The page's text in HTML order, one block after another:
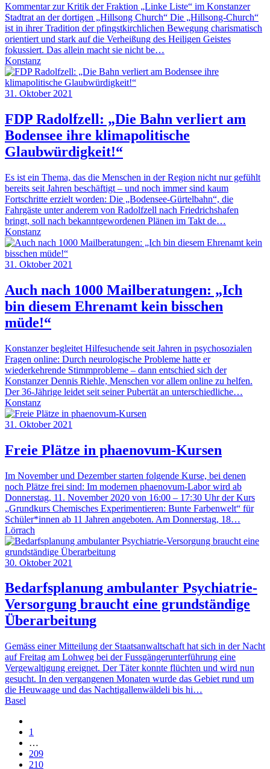
Kommentar zur Kritik der Fraktion „Linke Liste“ im Konstanzer
Stadtrat an der dortigen „Hillsong Church“ Die „Hillsong-Church“
ist in ihrer Tradition der pfingstkirchlichen Bewegung charismatisch
orientiert und stark auf die Verheißung des Heiligen Geistes
fokussiert. Das allein macht sie nicht be…
Konstanz
31. Oktober 2021
FDP Radolfzell: „Die Bahn verliert am
Bodensee ihre klimapolitische
Glaubwürdigkeit!“
Es ist ein Thema, das die Menschen in der Region nicht nur gefühlt
bereits seit Jahren beschäftigt – und noch immer sind kaum
Fortschritte erzielt worden: Die „Bodensee-Gürtelbahn“, die
Fahrgäste unter anderem von Radolfzell nach Friedrichshafen
bringt, soll nach bekanntgewordenen Plänen im Takt de…
Konstanz
31. Oktober 2021
Auch nach 1000 Mailberatungen: „Ich
bin diesem Ehrenamt kein bisschen
müde!“
Konstanzer begleitet Hilfesuchende seit Jahren in psychosozialen
Fragen online: Durch neurologische Probleme hatte er
wiederkehrende Stimmprobleme – dann entschied sich der
Konstanzer Dennis Riehle, Menschen vor allem online zu helfen.
Der 36-Jährige leidet seit seiner Pubertät an unterschiedliche…
Konstanz
31. Oktober 2021
Freie Plätze in phaenovum-Kursen
Im November und Dezember starten folgende Kurse, bei denen
noch Plätze frei sind: Im modernen phaenovum-Labor wird ab
Donnerstag, 11. November 2020 von 16:00 – 17:30 Uhr der Kurs
„Grundkurs Chemisches Experimentieren: Bunte Farbenwelt“ für
Schüler*innen ab 11 Jahren angeboten. Am Donnerstag, 18…
Lörrach
30. Oktober 2021
Bedarfsplanung ambulanter Psychiatrie-
Versorgung braucht eine grundständige
Überarbeitung
Gemäss einer Mitteilung der Staatsanwaltschaft hat sich in der Nacht
auf Freitag am Lohweg bei der Fussgängerunterführung eine
Vergewaltigung ereignet. Der Täter konnte flüchten und wird nun
gesucht. In den vergangenen Monaten wurde das Gebiet rund um
die Heuwaage und das Nachtigallenwäldeli bis hi…
Basel
1
…
209
210